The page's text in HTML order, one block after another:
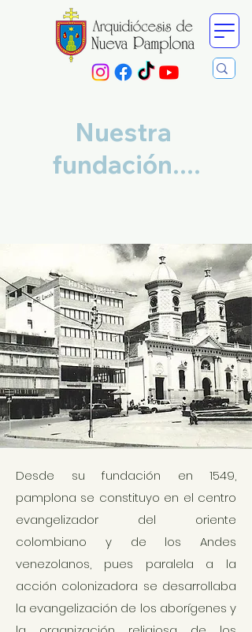
Nuestra
fundación....
Desde su fundación en 1549,
pamplona se constituyo en el centro
evangelizador del oriente
colombiano y de los Andes
venezolanos, pues paralela a la
acción colonizadora se desarrollaba
la evangelización de los aborígenes y